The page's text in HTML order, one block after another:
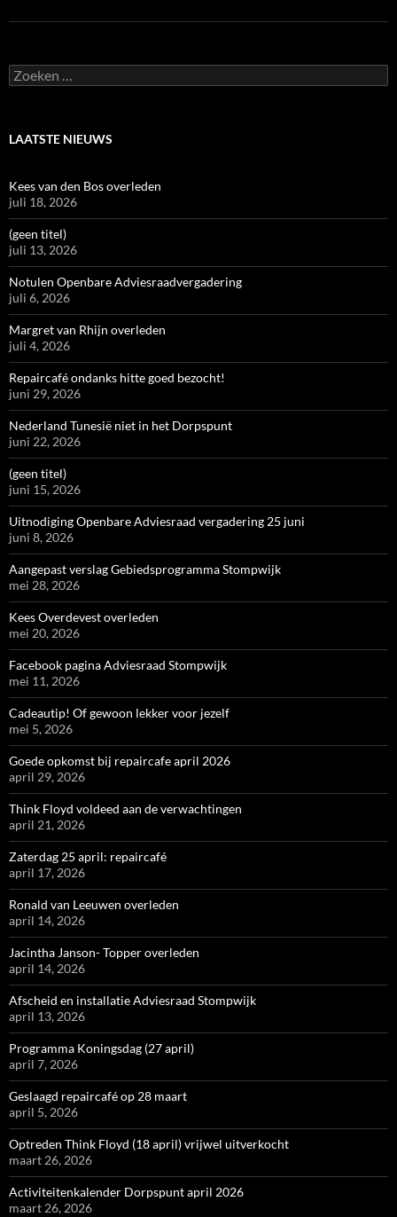
Zoeken
naar:
LAATSTE NIEUWS
Kees van den Bos overleden
juli 18, 2026
(geen titel)
juli 13, 2026
Notulen Openbare Adviesraadvergadering
juli 6, 2026
Margret van Rhijn overleden
juli 4, 2026
Repaircafé ondanks hitte goed bezocht!
juni 29, 2026
Nederland Tunesië niet in het Dorpspunt
juni 22, 2026
(geen titel)
juni 15, 2026
Uitnodiging Openbare Adviesraad vergadering 25 juni
juni 8, 2026
Aangepast verslag Gebiedsprogramma Stompwijk
mei 28, 2026
Kees Overdevest overleden
mei 20, 2026
Facebook pagina Adviesraad Stompwijk
mei 11, 2026
Cadeautip! Of gewoon lekker voor jezelf
mei 5, 2026
Goede opkomst bij repaircafe april 2026
april 29, 2026
Think Floyd voldeed aan de verwachtingen
april 21, 2026
Zaterdag 25 april: repaircafé
april 17, 2026
Ronald van Leeuwen overleden
april 14, 2026
Jacintha Janson- Topper overleden
april 14, 2026
Afscheid en installatie Adviesraad Stompwijk
april 13, 2026
Programma Koningsdag (27 april)
april 7, 2026
Geslaagd repaircafé op 28 maart
april 5, 2026
Optreden Think Floyd (18 april) vrijwel uitverkocht
maart 26, 2026
Activiteitenkalender Dorpspunt april 2026
maart 26, 2026